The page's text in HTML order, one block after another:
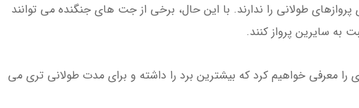
طولانی را ندارند. با این حال، برخی از جت های جنگنده می توانند
به سایرین پرواز کنند.
ای را معرفی خواهیم کرد که بیشترین برد را داشته و برای مدت طولانی تری می